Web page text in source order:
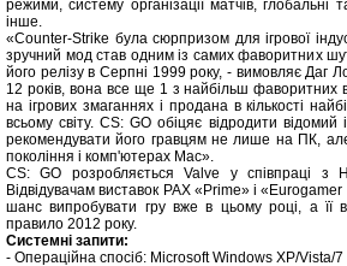
режими, систему організації матчів, глобальні
інше.
«Counter-Strike була сюрпризом для ігрової
зручний мод став одним із самих фаворитних
його релізу в Серпні 1999 року, - вимовляє Даг
12 років, вона все ще 1 з найбільш фаворитних в
на ігрових змаганнях і продана в кількості
всьому світу. CS: GO обіцяє відродити відомий
рекомендувати його гравцям не лише на ПК,
покоління і комп'ютерах Mac».
CS: GO розробляється Valve у співпраці з
Відвідувачам виставок PAX «Prime» і
шанс випробувати гру вже в цьому році, а її
правило 2012 року.
Системні запити:
- Операційна спосіб: Microsoft Windows XP/Vista/7